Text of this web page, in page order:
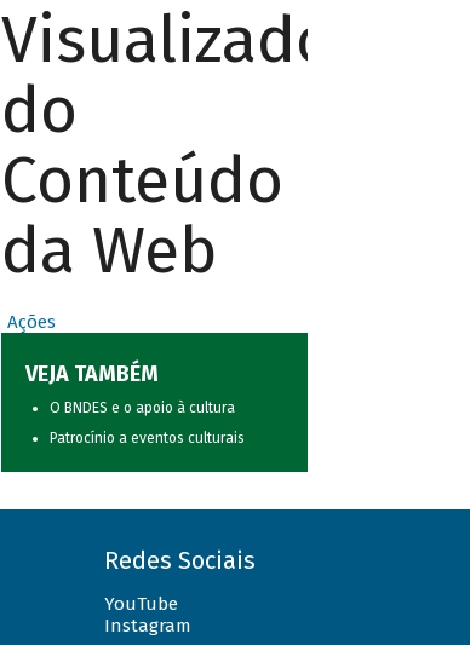
Visualizador
do
Conteúdo
da Web
Ações
VEJA TAMBÉM
O BNDES e o apoio à cultura
Patrocínio a eventos culturais
Redes Sociais
YouTube
Instagram